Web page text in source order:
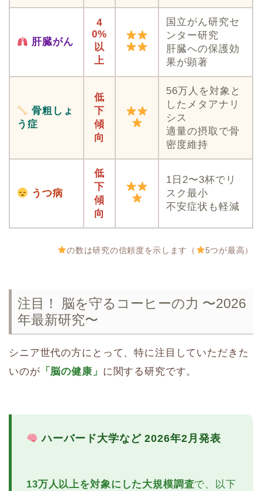
肝臓がん
4
0%
以
上
国立がん研究セ
ンター研究
肝臓への保護効
果が顕著
骨粗しょ
う症
低
下
傾
向
56万人を対象と
したメタアナリ
シス
適量の摂取で骨
密度維持
うつ病
低
下
傾
向
1日2〜3杯でリ
スク最小
不安症状も軽減
の数は研究の信頼度を示します（ 5つが最高）
注目！ 脳を守るコーヒーの力 〜2026
年最新研究〜
シニア世代の方にとって、特に注目していただきた
いのが 「脳の健康」 に関する研究です。
ハーバード大学など 2026年2月発表
13万人以上を対象にした大規模調査で、以下